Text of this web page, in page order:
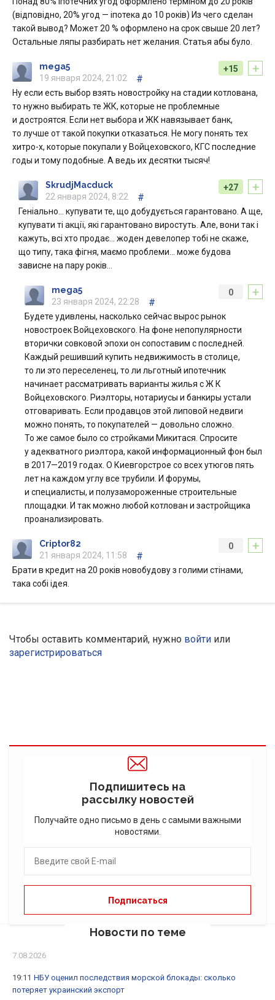
(відповідно, 20% угод — іпотека до 10 років) Из чего сделан
такой вывод? Может 20 % оформлено на срок свыше 20 лет?
Остальные ляпы разбирать нет желания. Статья абы було.
+
+15
mega5
19 января 2024, 21:02
#
Ну если есть выбор взять новостройку на стадии котлована,
то нужно выбирать те ЖК, которые не проблемные
и достроятся. Если нет выбора и ЖК навязывает банк,
то лучше от такой покупки отказаться. Не могу понять тех
хитро-х, которые покупали у Войцеховского, КГС последние
годы и тому подобные. А ведь их десятки тысяч!
+
+27
SkrudjMacduck
22 января 2024, 8:22
#
Геніально… купувати те, що добудується гарантовано. А ще,
купувати ті акції, які гарантовано виростуть. Але, вони так і
кажуть, всі хто продає… жоден девелопер тобі не скаже,
що типу, така фігня, маємо проблеми… може будова
зависне на пару років…
+
0
mega5
23 января 2024, 22:28
#
Будете удивлены, насколько сейчас вырос рынок
новостроек Войцеховского. На фоне непопулярности
вторички совковой эпохи он сопоставим с последней.
Каждый решивший купить недвижимость в столице,
то ли это переселенец, то ли льготный ипотечник
начинает рассматривать варианты жилья с Ж К
Войцеховского. Риэлторы, нотариусы и банкиры устали
отговаривать. Если продавцов этой липовой недвиги
можно понять, то покупателей — довольно сложно.
То же самое было со стройками Микитася. Спросите
у адекватного риэлтора, какой информационный фон был
в 2017—2019 годах. О Киевгорстрое со всех утюгов пять
лет на каждом углу все трубили. И форумы,
и специалисты, и полузамороженные строительные
площадки. И так можно любой котлован и застройщика
проанализировать.
+
0
Criptor82
21 января 2024, 11:58
#
Брати в кредит на 20 років новобудову з голими стінами,
така собі ідея.
Чтобы оставить комментарий, нужно войти или
зарегистрироваться
Подпишитесь на
рассылку новостей
Получайте одно письмо в день с самыми важными
новостями.
Новости по теме
7.08.2026
19:11 НБУ оценил последствия морской блокады: сколько
потеряет украинский экспорт